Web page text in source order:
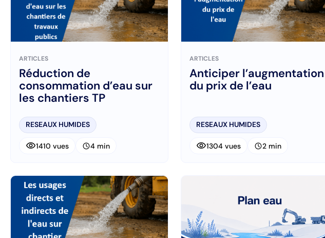
ARTICLES
Réduction de
consommation d’eau sur
les chantiers TP
RESEAUX HUMIDES
visibility1410 vues schedule4 min
ARTICLES
Anticiper l’augmentation
du prix de l’eau
RESEAUX HUMIDES
visibility1304 vues schedule2 min